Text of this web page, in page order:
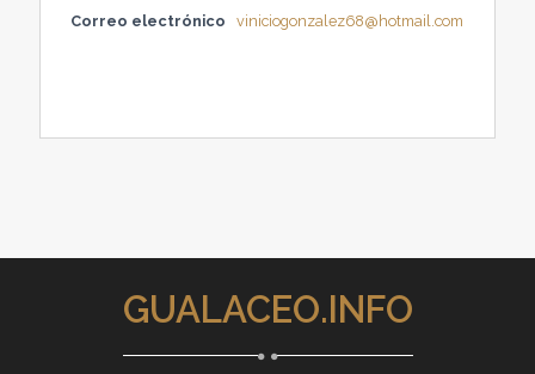
Correo electrónico viniciogonzalez68@hotmail.com
GUALACEO.INFO